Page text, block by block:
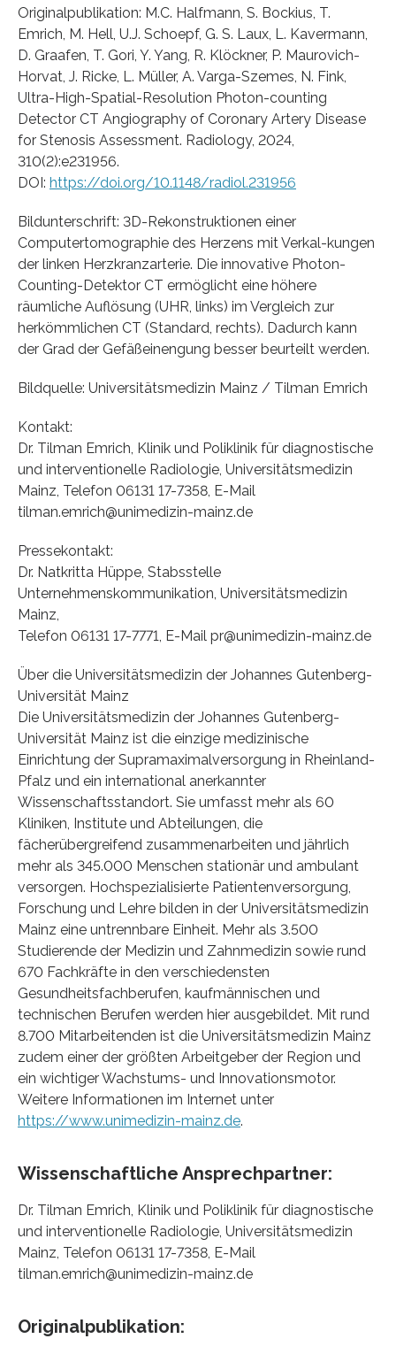
Originalpublikation: M.C. Halfmann, S. Bockius, T.
Emrich, M. Hell, U.J. Schoepf, G. S. Laux, L. Kavermann,
D. Graafen, T. Gori, Y. Yang, R. Klöckner, P. Maurovich-
Horvat, J. Ricke, L. Müller, A. Varga-Szemes, N. Fink,
Ultra-High-Spatial-Resolution Photon-counting
Detector CT Angiography of Coronary Artery Disease
for Stenosis Assessment. Radiology, 2024,
310(2):e231956.
DOI: https://doi.org/10.1148/radiol.231956
Bildunterschrift: 3D-Rekonstruktionen einer
Computertomographie des Herzens mit Verkal-kungen
der linken Herzkranzarterie. Die innovative Photon-
Counting-Detektor CT ermöglicht eine höhere
räumliche Auflösung (UHR, links) im Vergleich zur
herkömmlichen CT (Standard, rechts). Dadurch kann
der Grad der Gefäßeinengung besser beurteilt werden.
Bildquelle: Universitätsmedizin Mainz / Tilman Emrich
Kontakt:
Dr. Tilman Emrich, Klinik und Poliklinik für diagnostische
und interventionelle Radiologie, Universitätsmedizin
Mainz, Telefon 06131 17-7358, E-Mail
tilman.emrich@unimedizin-mainz.de
Pressekontakt:
Dr. Natkritta Hüppe, Stabsstelle
Unternehmenskommunikation, Universitätsmedizin
Mainz,
Telefon 06131 17-7771, E-Mail pr@unimedizin-mainz.de
Über die Universitätsmedizin der Johannes Gutenberg-
Universität Mainz
Die Universitätsmedizin der Johannes Gutenberg-
Universität Mainz ist die einzige medizinische
Einrichtung der Supramaximalversorgung in Rheinland-
Pfalz und ein international anerkannter
Wissenschaftsstandort. Sie umfasst mehr als 60
Kliniken, Institute und Abteilungen, die
fächerübergreifend zusammenarbeiten und jährlich
mehr als 345.000 Menschen stationär und ambulant
versorgen. Hochspezialisierte Patientenversorgung,
Forschung und Lehre bilden in der Universitätsmedizin
Mainz eine untrennbare Einheit. Mehr als 3.500
Studierende der Medizin und Zahnmedizin sowie rund
670 Fachkräfte in den verschiedensten
Gesundheitsfachberufen, kaufmännischen und
technischen Berufen werden hier ausgebildet. Mit rund
8.700 Mitarbeitenden ist die Universitätsmedizin Mainz
zudem einer der größten Arbeitgeber der Region und
ein wichtiger Wachstums- und Innovationsmotor.
Weitere Informationen im Internet unter
https://www.unimedizin-mainz.de.
Wissenschaftliche Ansprechpartner:
Dr. Tilman Emrich, Klinik und Poliklinik für diagnostische
und interventionelle Radiologie, Universitätsmedizin
Mainz, Telefon 06131 17-7358, E-Mail
tilman.emrich@unimedizin-mainz.de
Originalpublikation: